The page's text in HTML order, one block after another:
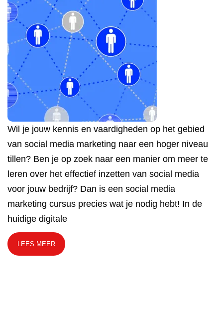
Wil je jouw kennis en vaardigheden op het gebied
van social media marketing naar een hoger niveau
tillen? Ben je op zoek naar een manier om meer te
leren over het effectief inzetten van social media
voor jouw bedrijf? Dan is een social media
marketing cursus precies wat je nodig hebt! In de
huidige digitale
LEES MEER